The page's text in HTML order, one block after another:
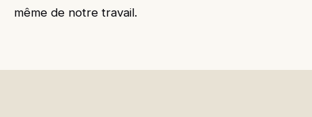
même de notre travail.